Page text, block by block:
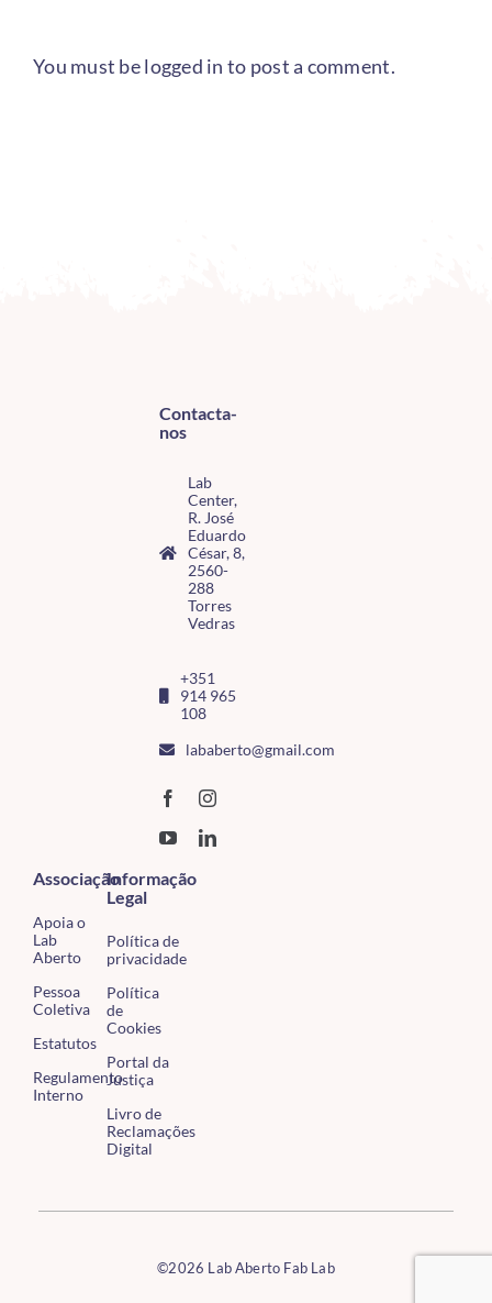
You must belogged in to post a comment.
Contacta-
nos
Lab
Center,
R. José
Eduardo
César, 8,
2560-
288
Torres
Vedras
+351
914 965
108
lababerto@gmail.com
Associação
Apoia o
Lab
Aberto
Pessoa
Coletiva
Estatutos
Regulamento
Interno
Informação
Legal
Política de
privacidade
Política
de
Cookies
Portal da
Justiça
Livro de
Reclamações
Digital
©2026 Lab Aberto Fab Lab